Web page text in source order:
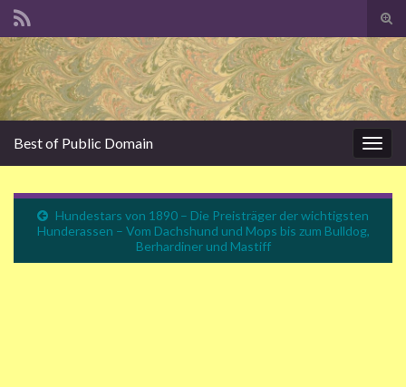
Search for:
Best of Public Domain
Hundestars von 1890 – Die Preisträger der wichtigsten
Hunderassen – Vom Dachshund und Mops bis zum Bulldog,
Berhardiner und Mastiff